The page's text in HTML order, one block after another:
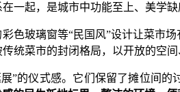
起，是城市中功能至上、美学缺
玻璃窗等“民国风”设计让菜市
统菜市的封闭格局，以开放的空
仪式感。它们保留了摊位间的